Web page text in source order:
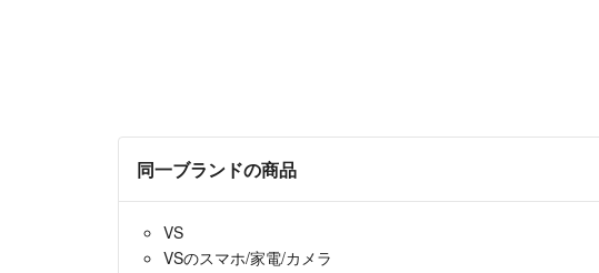
同一ブランドの商品
VS
VSのスマホ/家電/カメラ